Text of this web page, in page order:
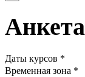
Даты курсов *
Временная зона *